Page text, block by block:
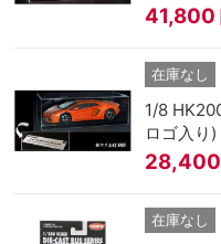
41,800
在庫なし
1/8 HK200 アクリルケース&ベース
ロゴ入り)
28,400
在庫なし